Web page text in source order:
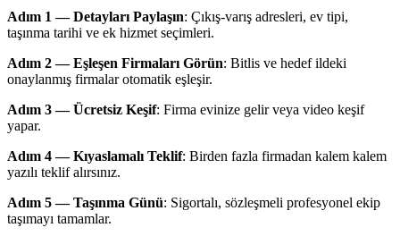
Adım 1 — Detayları Paylaşın: Çıkış-varış adresleri, ev tipi,
taşınma tarihi ve ek hizmet seçimleri.
Adım 2 — Eşleşen Firmaları Görün: Bitlis ve hedef ildeki
onaylanmış firmalar otomatik eşleşir.
Adım 3 — Ücretsiz Keşif: Firma evinize gelir veya video keşif
yapar.
Adım 4 — Kıyaslamalı Teklif: Birden fazla firmadan kalem kalem
yazılı teklif alırsınız.
Adım 5 — Taşınma Günü: Sigortalı, sözleşmeli profesyonel ekip
taşımayı tamamlar.